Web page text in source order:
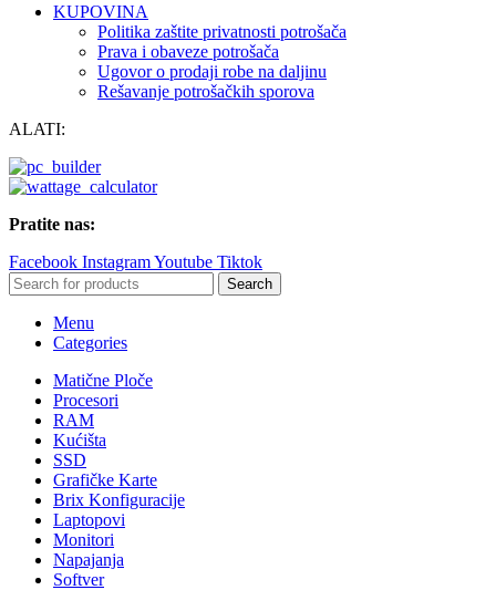
KUPOVINA
Politika zaštite privatnosti potrošača
Prava i obaveze potrošača
Ugovor o prodaji robe na daljinu
Rešavanje potrošačkih sporova
ALATI:
Pratite nas:
Facebook InstagramYoutube Tiktok
Search
Menu
Categories
Matične Ploče
Procesori
RAM
Kućišta
SSD
Grafičke Karte
Brix Konfiguracije
Laptopovi
Monitori
Napajanja
Softver